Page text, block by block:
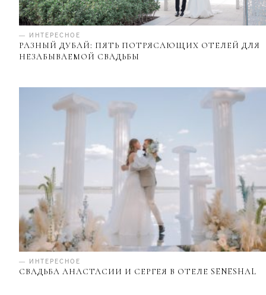
— ИНТЕРЕСНОЕ
РАЗНЫЙ ДУБАЙ: ПЯТЬ ПОТРЯСАЮЩИХ ОТЕЛЕЙ ДЛЯ
НЕЗАБЫВАЕМОЙ СВАДЬБЫ
— ИНТЕРЕСНОЕ
СВАДЬБА АНАСТАСИИ И СЕРГЕЯ В ОТЕЛЕ SENESHAL